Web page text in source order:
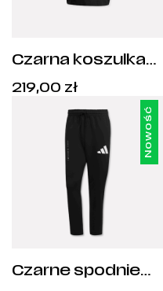
Czarna koszulka
Legia Warszawa -
JF3615
219,00 złCena:
zł.
Nowość
Czarne spodnie